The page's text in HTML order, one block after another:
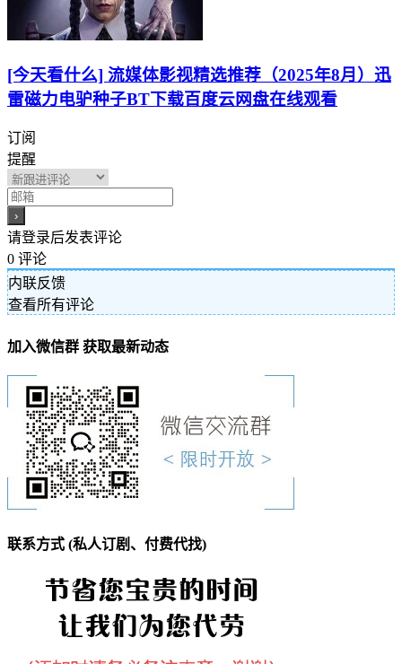
[今天看什么] 流媒体影视精选推荐（2025年8月）迅
雷磁力电驴种子BT下载百度云网盘在线观看
订阅
提醒
请登录后发表评论
0 评论
内联反馈
查看所有评论
加入微信群 获取最新动态
联系方式 (私人订剧、付费代找)